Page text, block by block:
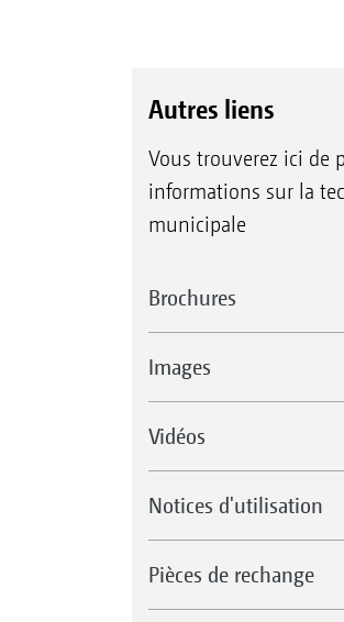
Autres liens
Vous trouverez ici de
informations sur la
municipale
Brochures
Images
Vidéos
Notices d'utilisation
Pièces de rechange